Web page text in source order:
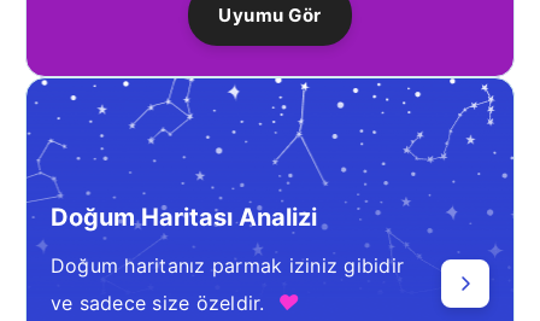
Uyumu Gör
Doğum Haritası Analizi
Doğum haritanız parmak iziniz gibidir
ve sadece size özeldir.
♥